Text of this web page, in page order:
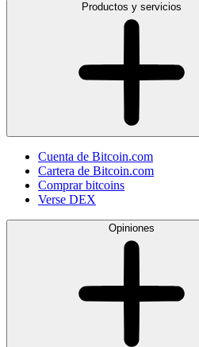
Productos y servicios
Cuenta de Bitcoin.com
Cartera de Bitcoin.com
Comprar bitcoins
Verse DEX
Opiniones